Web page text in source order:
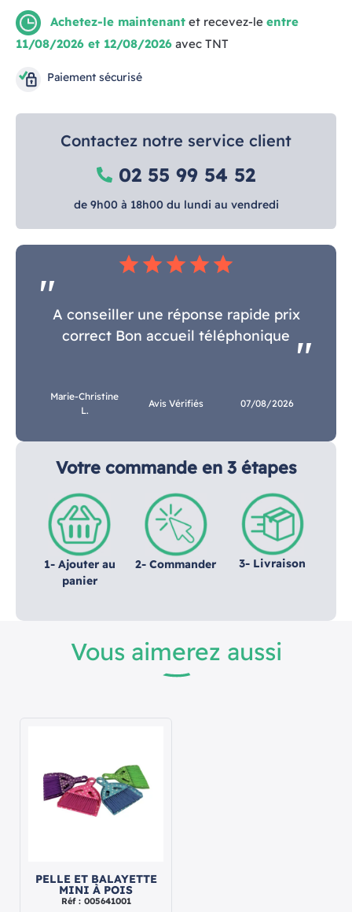
Achetez-le maintenant et recevez-le entre
11/08/2026 et 12/08/2026 avec TNT
Paiement sécurisé
Contactez notre service client
02 55 99 54 52
de 9h00 à 18h00 du lundi au vendredi
Votre commande en 3 étapes
1- Ajouter au
panier
2- Commander 3- Livraison
star star star star star
A conseiller une réponse rapide prix
correct Bon accueil téléphonique
Marie-Christine
L.
Avis Vérifiés 07/08/2026
Vous aimerez aussi
PELLE ET BALAYETTE
MINI À POIS
Réf : 005641001